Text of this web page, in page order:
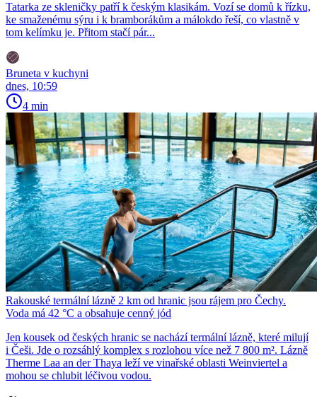
Tatarka ze skleničky patří k českým klasikám. Vozí se domů k řízku,
ke smaženému sýru i k bramborákům a málokdo řeší, co vlastně v
tom kelímku je. Přitom stačí pár...
Bruneta v kuchyni
dnes, 10:59
4 min
Rakouské termální lázně 2 km od hranic jsou rájem pro Čechy.
Voda má 42 °C a obsahuje cenný jód
Jen kousek od českých hranic se nachází termální lázně, které milují
i Češi. Jde o rozsáhlý komplex s rozlohou více než 7 800 m². Lázně
Therme Laa an der Thaya leží ve vinařské oblasti Weinviertel a
mohou se chlubit léčivou vodou.